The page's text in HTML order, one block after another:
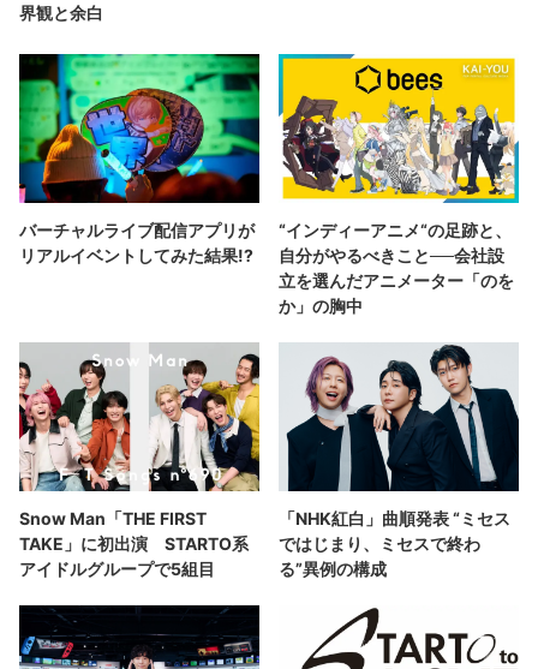
界観と余白
バーチャルライブ配信アプリが
リアルイベントしてみた結果!?
“インディーアニメ“の足跡と、
自分がやるべきこと──会社設
立を選んだアニメーター「のを
か」の胸中
Snow Man「THE FIRST
TAKE」に初出演 STARTO系
アイドルグループで5組目
「NHK紅白」曲順発表 “ミセス
ではじまり、ミセスで終わ
る”異例の構成